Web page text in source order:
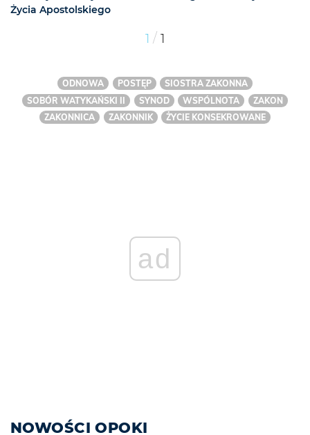
Życia Apostolskiego
1 / 1
ODNOWA POSTĘP
SIOSTRA ZAKONNA
SOBÓR WATYKAŃSKI II
SYNOD WSPÓLNOTA
ZAKON
ZAKONNICA
ZAKONNIK ŻYCIE KONSEKROWANE
ad
NOWOŚCI OPOKI